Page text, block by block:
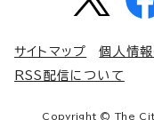
サイトマップ 個人情
RSS配信について
Copyright © The